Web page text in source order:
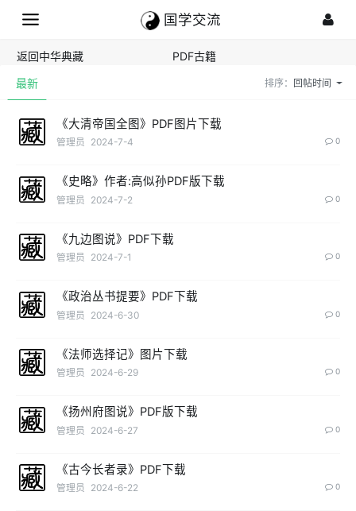
国学交流
返回中华典藏
PDF古籍
最新
排序： 回帖时间
《大清帝国全图》PDF图片下载
管理员 2024-7-4 0
《史略》作者:高似孙PDF版下载
管理员 2024-7-2 0
《九边图说》PDF下载
管理员 2024-7-1 0
《政治丛书提要》PDF下载
管理员 2024-6-30 0
《法师选择记》图片下载
管理员 2024-6-29 0
《扬州府图说》PDF版下载
管理员 2024-6-27 0
《古今长者录》PDF下载
管理员 2024-6-22 0